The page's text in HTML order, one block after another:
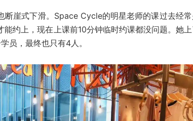
断崖式下滑。Space Cycle的明星老师的课过去经
能约上，现在上课前10分钟临时约课都没问题。她
员，最终也只有4人。